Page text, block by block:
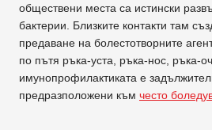
обществени места са истински
бактерии. Близките контакти там
предаване на болестотворните
по пътя ръка-уста, ръка-нос, ръка-
имунопрофилактиката е
предразположени към често